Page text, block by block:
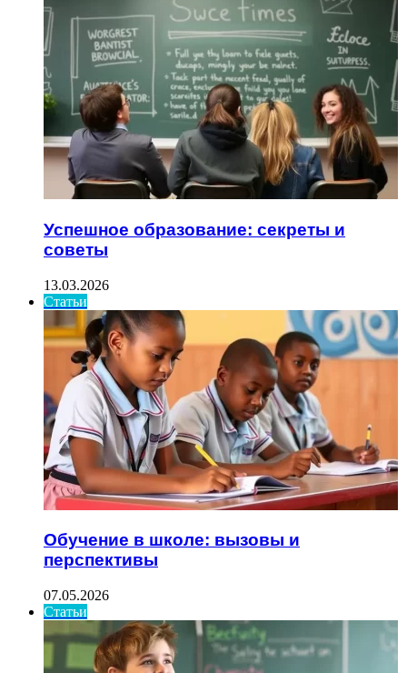
Успешное образование: секреты и
советы
13.03.2026
Статьи
Обучение в школе: вызовы и
перспективы
07.05.2026
Статьи